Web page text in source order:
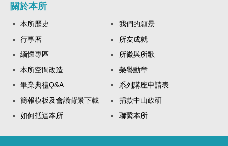
關於本所
本所歷史
我們的願景
行事曆
所友成就
緬懷專區
所徽與所歌
本所空間改造
榮譽勳章
畢業典禮Q&A
系列講座申請表
簡報模板及會議背景下載
捐款中山政研
如何抵達本所
聯繫本所